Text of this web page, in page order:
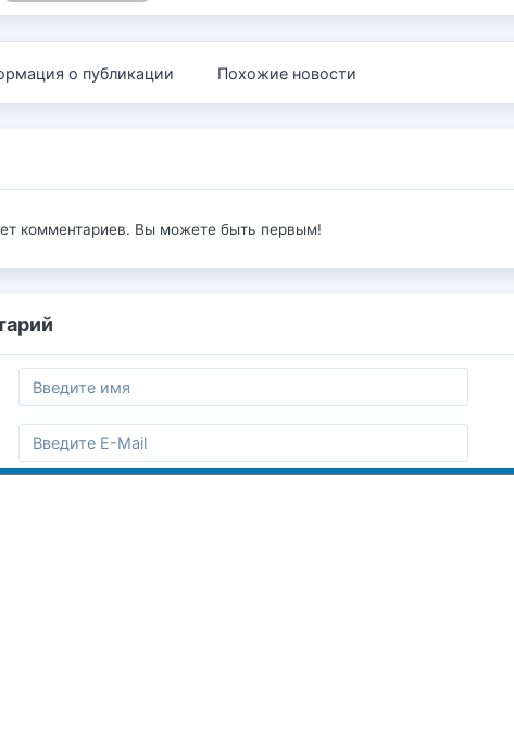
о публикации Похожие новости
комментариев. Вы можете быть первым!